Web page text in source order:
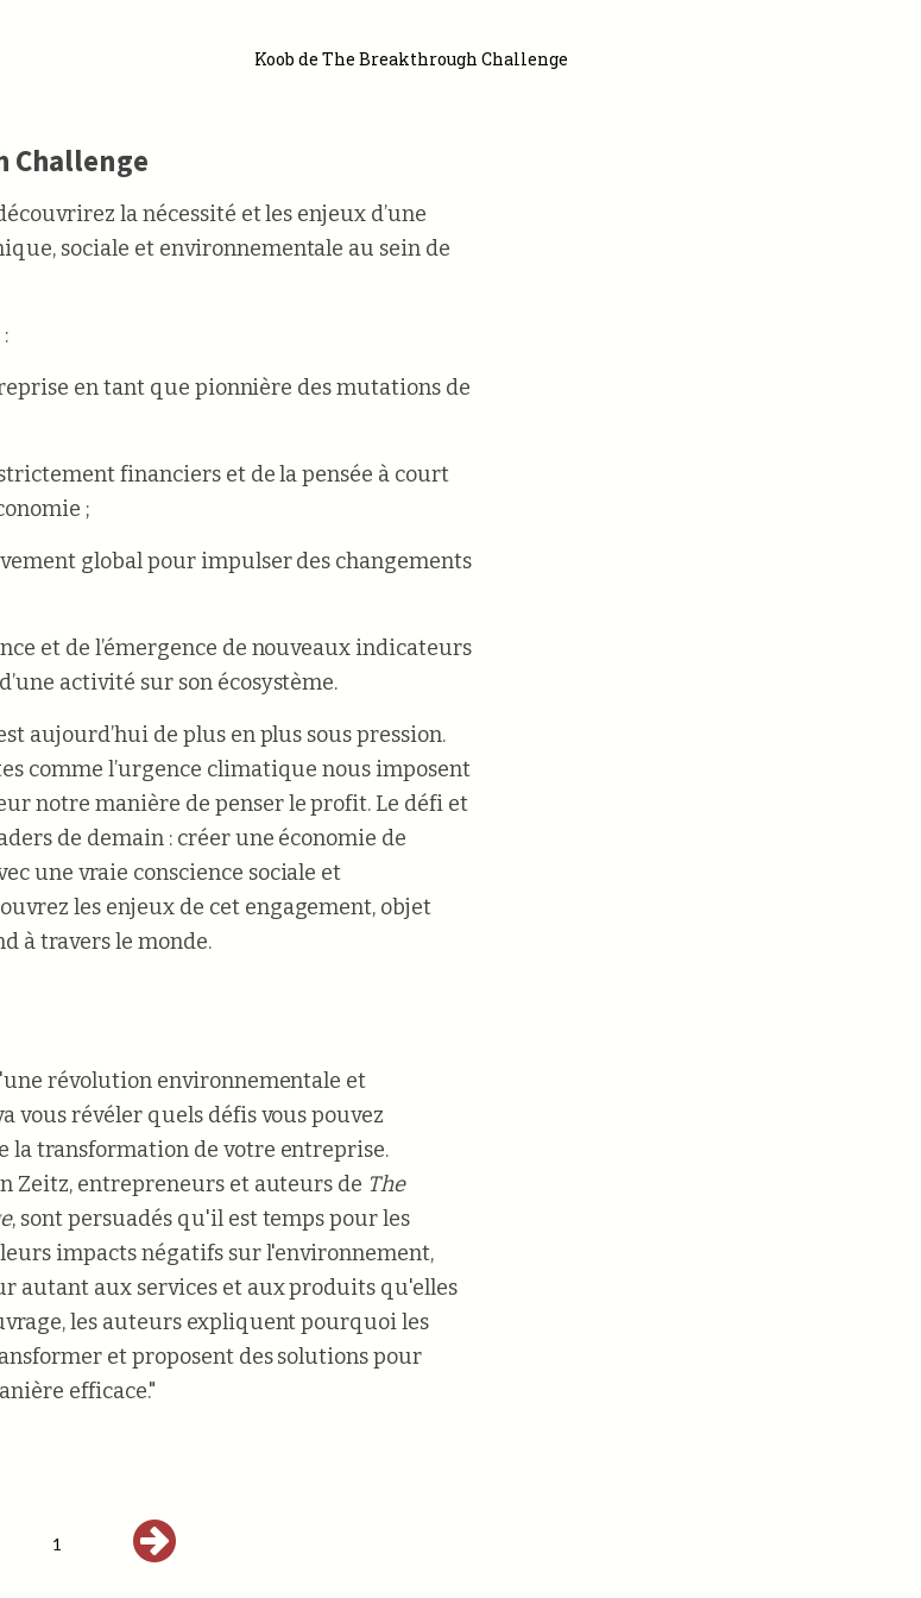
Koob de The Breakthrough Challenge
Challenge
la nécessité et les enjeux d’une
sociale et environnementale au sein de
en tant que pionnière des mutations de
financiers et de la pensée à court
;
global pour impulser des changements
et de l’émergence de nouveaux indicateurs
activité sur son écosystème.
aujourd’hui de plus en plus sous pression.
comme l’urgence climatique nous imposent
notre manière de penser le profit. Le défi et
de demain : créer une économie de
une vraie conscience sociale et
les enjeux de cet engagement, objet
à travers le monde.
révolution environnementale et
vous révéler quels défis vous pouvez
la transformation de votre entreprise.
Zeitz, entrepreneurs et auteurs de The
, sont persuadés qu'il est temps pour les
impacts négatifs sur l'environnement,
autant aux services et aux produits qu'elles
les auteurs expliquent pourquoi les
et proposent des solutions pour
efficace."
1